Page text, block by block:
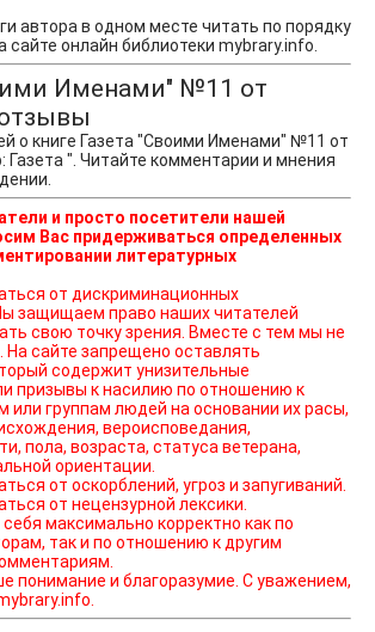
автора в одном месте читать по порядку
сайте онлайн библиотеки mybrary.info.
Именами" №11 от
о книге Газета "Своими Именами" №11 от
Газета ". Читайте комментарии и мнения
и просто посетители нашей
Вас придерживаться определенных
литературных
от дискриминационных
свою точку зрения. Вместе с тем мы не
На сайте запрещено оставлять
содержит унизительные
призывы к насилию по отношению к
или группам людей на основании их расы,
вероисповедания,
пола, возраста, статуса ветерана,
ориентации.
от оскорблений, угроз и запугиваний.
от нецензурной лексики.
максимально корректно как по
так и по отношению к другим
понимание и благоразумие. С уважением,